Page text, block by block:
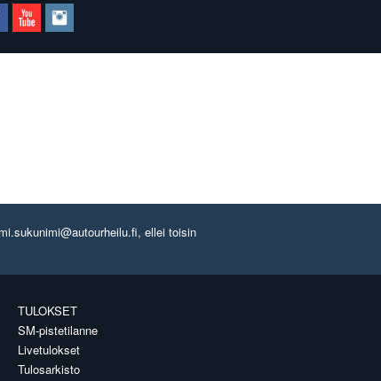
ellei toisin
TULOKSET
SM-pistetilanne
Livetulokset
Tulosarkisto